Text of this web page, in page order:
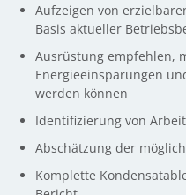
Aufzeigen von
Basis aktueller
Ausrüstung empfehlen,
Energieeinsparungen
werden können
Identifizierung von
Abschätzung der
Komplette